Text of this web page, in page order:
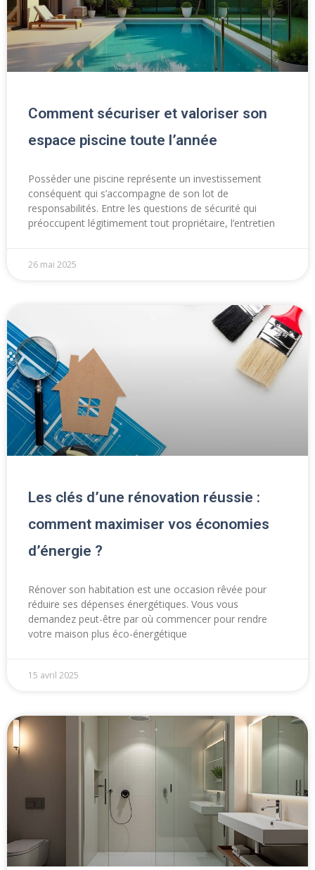
Comment sécuriser et valoriser son
espace piscine toute l’année
Posséder une piscine représente un investissement
conséquent qui s’accompagne de son lot de
responsabilités. Entre les questions de sécurité qui
préoccupent légitimement tout propriétaire, l’entretien
26 mai 2025
Les clés d’une rénovation réussie :
comment maximiser vos économies
d’énergie ?
Rénover son habitation est une occasion rêvée pour
réduire ses dépenses énergétiques. Vous vous
demandez peut-être par où commencer pour rendre
votre maison plus éco-énergétique
15 avril 2025